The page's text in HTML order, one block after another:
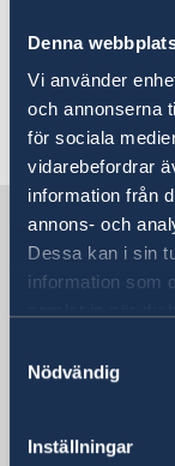
Denna
Vi använder
och annonserna
för sociala
vidarebefordrar
information från
annons- och
Dessa kan i sin
information som
Nödvändig
Inställningar
30 apr. 2024
« 1 ... 3 4
Sverige i
Besöksadress
Ferhadija